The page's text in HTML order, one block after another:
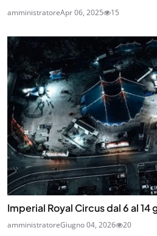
amministratoreApr 06, 2025 15
Imperial Royal Circus dal 6 al
amministratoreGiugno 04, 2026 20